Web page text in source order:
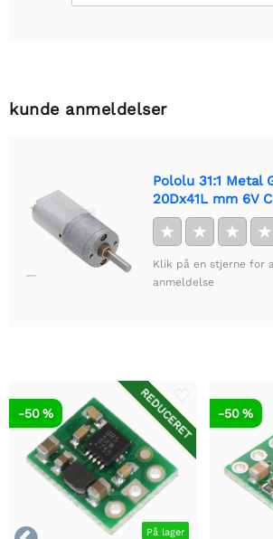
kunde anmeldelser
Pololu 31:1 Metal
20Dx41L mm 6V
★ ★ ★ ★
Klik på en stjerne for
anmeldelse
REDUCERET
På lager
-50 % -50 %